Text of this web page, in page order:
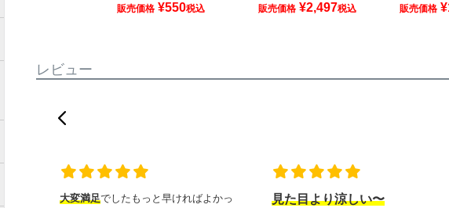
販売価格 ¥550税込 販売価格 ¥2,497税込 販売価格 ¥
レビュー
大変満足でしたもっと早ければよかっ
見た目より涼しい〜